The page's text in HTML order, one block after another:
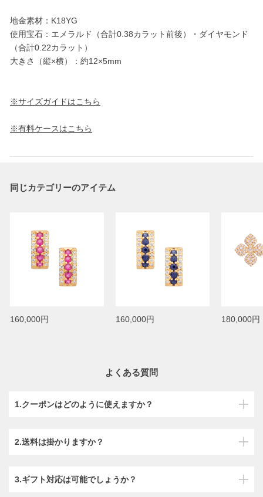
地金素材：K18YG
使用宝石：エメラルド（合計0.38カラット前後）・ダイヤモンド
（合計0.22カラット）
大きさ（縦×横）：約12×5mm
※サイズガイドはこちら
※有料ケースはこちら
同じカテゴリーのアイテム
160,000円 160,000円 180,000円
よくある質問
1.クーポンはどのように使えますか？
2.送料は掛かりますか？
3.ギフト対応は可能でしょうか？